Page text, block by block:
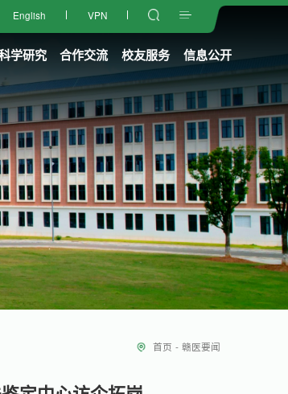
English VPN
学研究 合作交流 校友服务 信息公开
首页 - 赣医要闻